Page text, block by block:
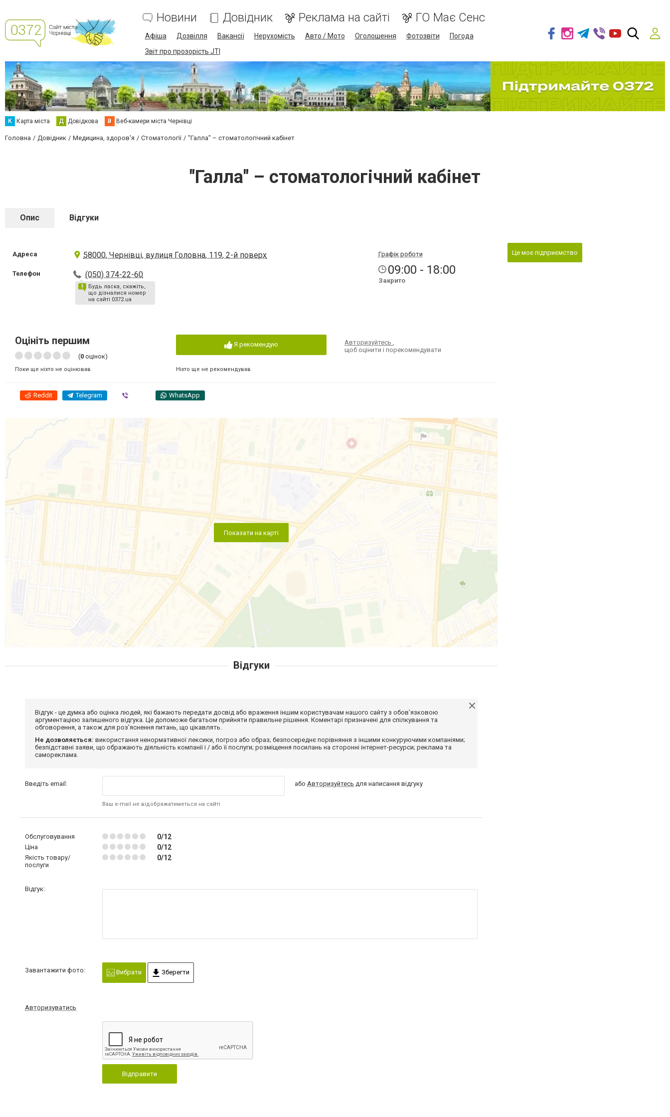
Новини Довідник Реклама на сайті ГО Має Сенс
Афіша Дозвілля Вакансії Нерухомість Авто / Мото Оголошення Фотозвіти
Погода
Звіт про прозорість JTI
К Карта міста Д Довідкова В Веб-камери міста Чернівці
Головна Довідник Медицина, здоров'я Стоматології "Галла" – стоматологічний кабінет
"Галла" – стоматологічний кабінет
Опис Відгуки
Адреса 58000, Чернівці, вулиця Головна, 119, 2-й поверх
Телефон (050) 374-22-60
Будь ласка, скажіть,
що дізналися номер
на сайті 0372.ua
Графік роботи
09:00 - 18:00
Закрито
Оцініть першим
(0 оцінок)
Поки ще ніхто не оцінював
Я рекомендую
Ніхто ще не рекомендував
Авторизуйтесь,
щоб оцінити і порекомендувати
Reddit Telegram WhatsApp
Показати на карті
Це моє підприємство
Відгуки
Відгук - це думка або оцінка людей, які бажають передати досвід або враження іншим користувачам нашого сайту з обов'язковою
аргументацією залишеного відгука. Це допоможе багатьом прийняти правильне рішення. Коментарі призначені для спілкування та
обговорення, а також для роз'яснення питань, що цікавлять.
Не дозволяється: використання ненормативної лексики, погроз або образ; безпосереднє порівняння з іншими конкуруючими компаніями;
безпідставні заяви, що ображають діяльність компанії і / або її послуги; розміщення посилань на сторонні інтернет-ресурси; реклама та
самореклама.
Введіть email:
Ваш e-mail не відображатиметься на сайті
абоАвторизуйтесь для написання відгуку
Обслуговування 0/12
Ціна 0/12
Якість товару/
послуги
0/12
Відгук:
Завантажити фото: Вибрати Зберегти
Авторизуватись
Відправити